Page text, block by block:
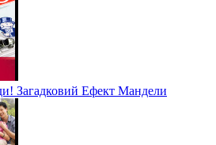
Загадковий Ефект Мандели